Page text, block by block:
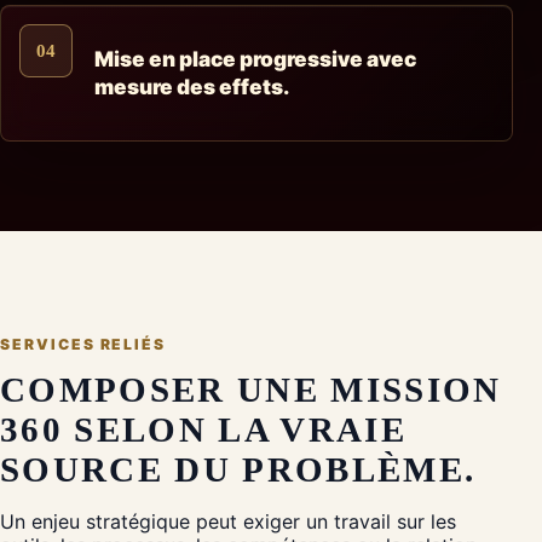
04
Mise en place progressive avec
mesure des effets.
SERVICES RELIÉS
COMPOSER UNE MISSION
360 SELON LA VRAIE
SOURCE DU PROBLÈME.
Un enjeu stratégique peut exiger un travail sur les